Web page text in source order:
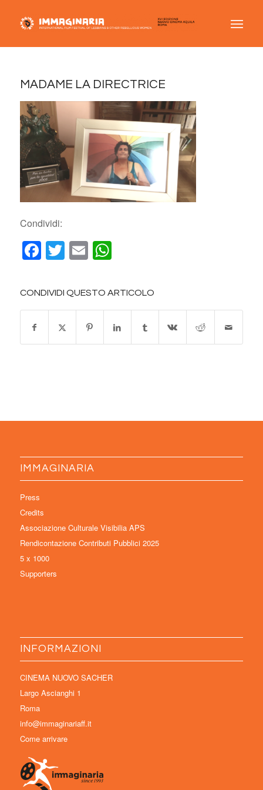
MADAME LA DIRECTRICE
Condividi:
Facebook
Twitter
EmailWhatsApp
CONDIVIDI QUESTO ARTICOLO
IMMAGINARIA
Press
Credits
Associazione Culturale Visibilia APS
Rendicontazione Contributi Pubblici 2025
5 x 1000
Supporters
INFORMAZIONI
CINEMA NUOVO SACHER
Largo Ascianghi 1
Roma
info@immaginariaff.it
Come arrivare